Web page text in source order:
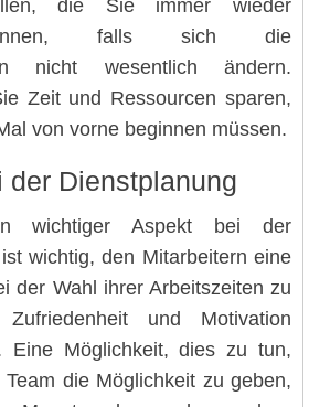
die Sie immer wieder
falls sich die
nicht wesentlich ändern.
Zeit und Ressourcen sparen,
von vorne beginnen müssen.
der Dienstplanung
wichtiger Aspekt bei der
wichtig, den Mitarbeitern eine
der Wahl ihrer Arbeitszeiten zu
und Motivation
Eine Möglichkeit, dies zu tun,
die Möglichkeit zu geben,